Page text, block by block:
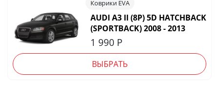
Коврики EVA
AUDI A3 II (8P) 5D HATCHBACK
(SPORTBACK) 2008 - 2013
1 990 Р
ВЫБРАТЬ